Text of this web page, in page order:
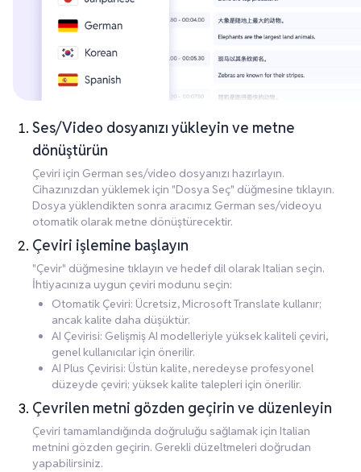
Ses/Video dosyanızı yükleyin ve metne
dönüştürün
Çeviri için German ses/video dosyanızı hazırlayın.
Cihazınızdan yüklemek için "Dosya Seç" düğmesine tıklayın.
Dosya yüklendikten sonra aracımız German ses/videoyu
otomatik olarak metne dönüştürecektir.
Çeviri işlemine başlayın
"Çevir" düğmesine tıklayın ve hedef dil olarak Italian seçin.
İhtiyacınıza uygun çeviri modunu seçin:
Otomatik Çeviri: Ücretsiz, Microsoft Translate kullanır;
ancak kalite daha düşüktür.
AI Çevirisi: Gelişmiş AI modelleriyle yüksek kaliteli çeviri,
genel kullanıcılar için önerilir.
AI Plus Çevirisi: Üstün kalite, neredeyse profesyonel
düzeyde çeviri; yüksek kalite talepleri için önerilir.
Çevrilen metni gözden geçirin ve düzenleyin
Çeviri tamamlandığında doğruluğu sağlamak için Italian
metnini gözden geçirin. Gerekli düzeltmeleri doğrudan
yapabilirsiniz.